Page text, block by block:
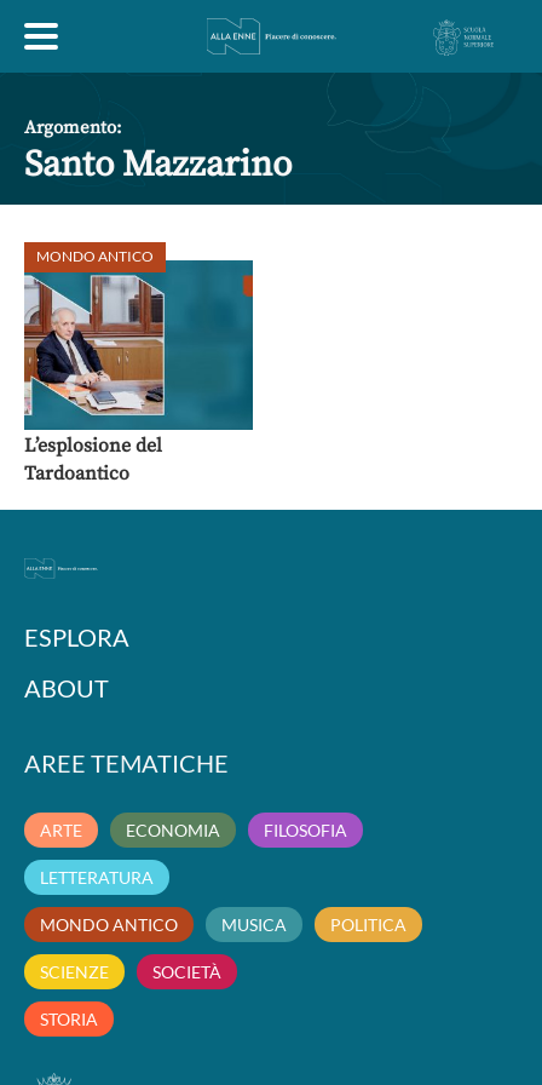
ESPLORA
ABOUT
ARTE
LETTERATURA MONDO ANTICO
POLITICA
Argomento:
Santo Mazzarino
MONDO ANTICO
L’esplosione del
Tardoantico
ESPLORA
ABOUT
AREE TEMATICHE
ARTE ECONOMIA FILOSOFIA
LETTERATURA
MONDO ANTICO MUSICA POLITICA
SCIENZE SOCIETÀ
STORIA